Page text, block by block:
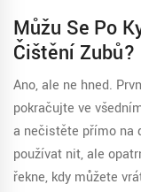
Můžu Se Po
Čištění Zubů?
Ano, ale ne hned.
pokračujte ve
a nečistěte přímo na
používat nit, ale
řekne, kdy můžete